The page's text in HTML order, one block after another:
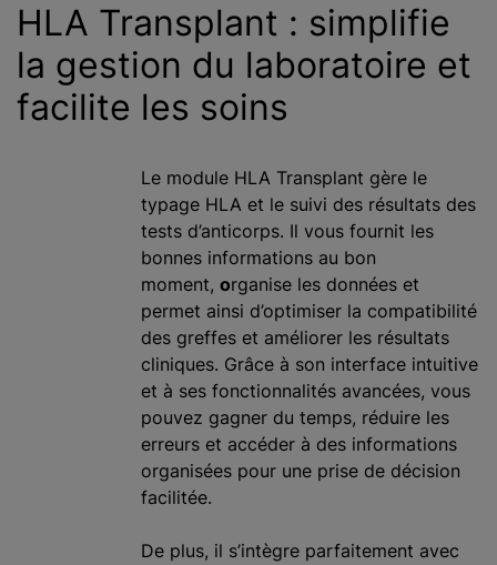
HLA Transplant : simplifie
la gestion du laboratoire et
facilite les soins
Le module HLA Transplant gère le
typage HLA et le suivi des résultats des
tests d’anticorps. Il vous fournit les
bonnes informations au bon
moment, organise les données et
permet ainsi d’optimiser la compatibilité
des greffes et améliorer les résultats
cliniques. Grâce à son interface intuitive
et à ses fonctionnalités avancées, vous
pouvez gagner du temps, réduire les
erreurs et accéder à des informations
organisées pour une prise de décision
facilitée.
De plus, il s’intègre parfaitement avec